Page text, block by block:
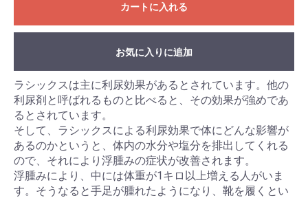
カートに入れる
お気に入りに追加
ラシックスは主に利尿効果があるとされています。他の
利尿剤と呼ばれるものと比べると、その効果が強めであ
るとされています。
そして、ラシックスによる利尿効果で体にどんな影響が
あるのかというと、体内の水分や塩分を排出してくれる
ので、それにより浮腫みの症状が改善されます。
浮腫みにより、中には体重が1キロ以上増える人がいま
す。そうなると手足が腫れたようになり、靴を履くとい